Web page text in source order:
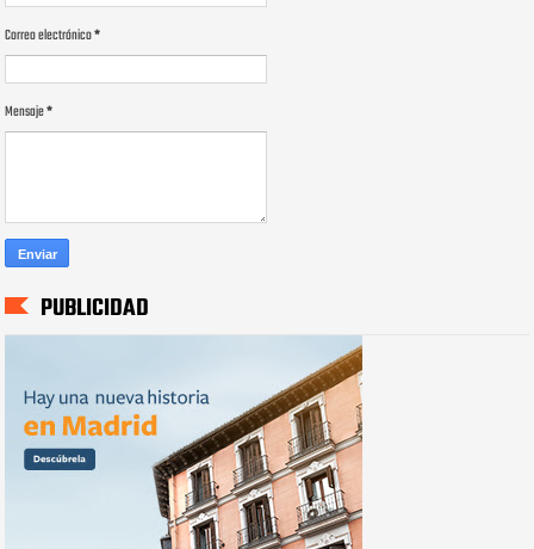
Correo electrónico*
Mensaje*
PUBLICIDAD